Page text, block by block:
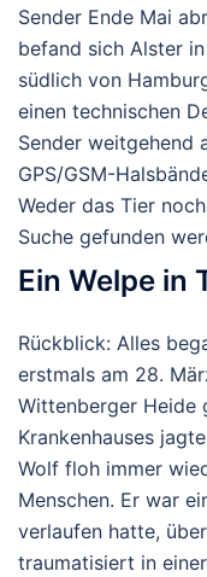
Sender Ende Mai
befand sich Alster in
südlich von
einen technischen
Sender weitgehend
GPS/GSM-
Weder das Tier
Suche gefunden
Ein Welpe in
Rückblick: Alles
erstmals am 28.
Wittenberger Heide
Krankenhauses
Wolf floh immer
Menschen. Er war
verlaufen hatte,
traumatisiert in